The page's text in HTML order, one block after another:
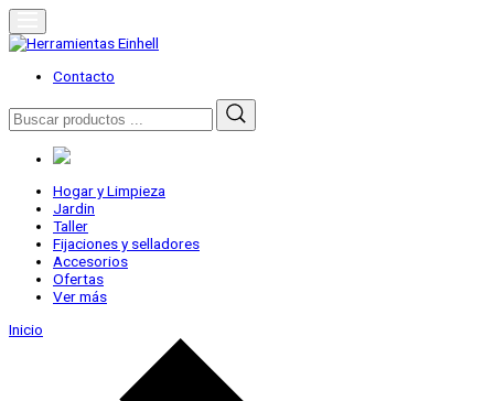
Skip
to
content
Herramientas Einhell
Distribuidor Oficial
Contacto
Buscar
por:
Hogar y Limpieza
Jardin
Taller
Fijaciones y selladores
Accesorios
Ofertas
Ver más
Inicio